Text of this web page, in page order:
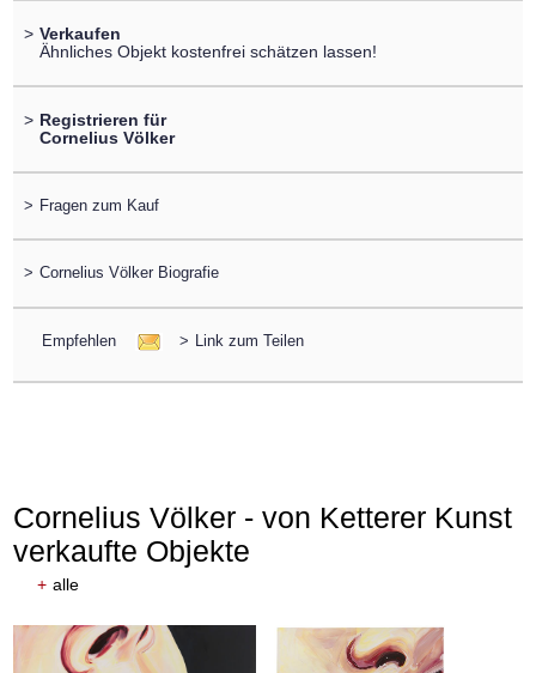
> Verkaufen
Ähnliches Objekt kostenfrei schätzen lassen!
> Registrieren für
Cornelius Völker
> Fragen zum Kauf
> Cornelius Völker Biografie
Empfehlen > Link zum Teilen
Cornelius Völker - von Ketterer Kunst
verkaufte Objekte
+ alle